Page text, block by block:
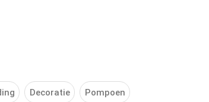
Decoratie Pompoen